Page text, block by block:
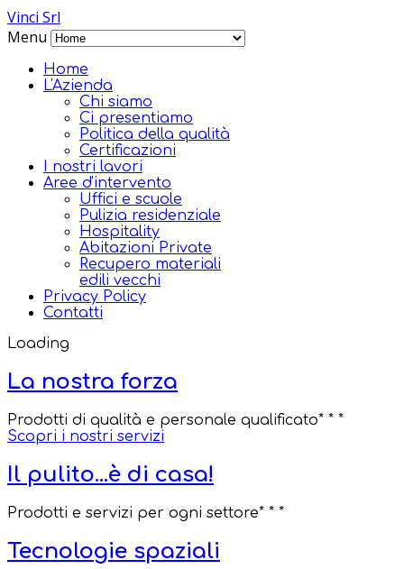
Vinci Srl
Menu
Home
L'Azienda
Chi siamo
Ci presentiamo
Politica della qualità
Certificazioni
I nostri lavori
Aree d'intervento
Uffici e scuole
Pulizia residenziale
Hospitality
Abitazioni Private
Recupero materiali
edili vecchi
Privacy Policy
Contatti
Loading
La nostra forza
Prodotti di qualità e personale qualificato* * *
Scopri i nostri servizi
Il pulito...è di casa!
Prodotti e servizi per ogni settore* * *
Tecnologie spaziali